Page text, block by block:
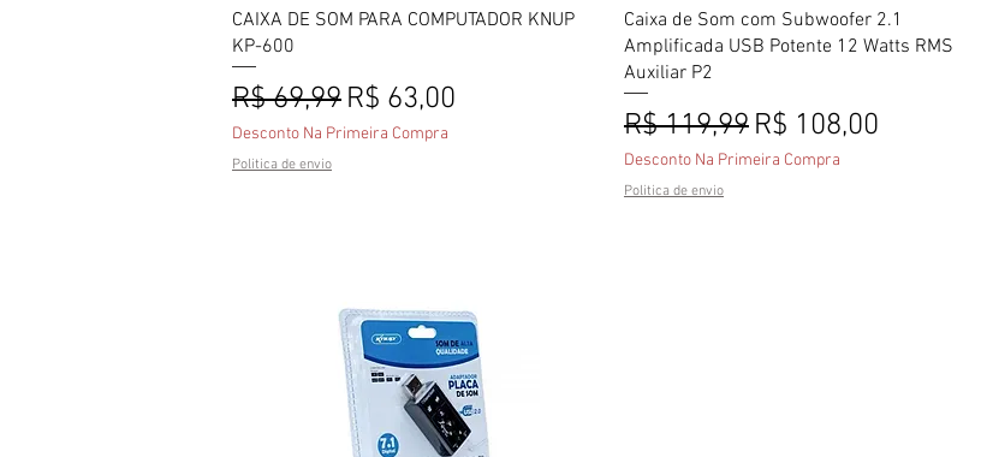
Visualização rápida
CAIXA DE SOM PARA COMPUTADOR KNUP
KP-600
Preço normal
R$ 69,99 Preço promocional
R$ 63,00
Desconto Na Primeira Compra
Politica de envio
Visualização rápida
Caixa de Som com Subwoofer 2.1
Amplificada USB Potente 12 Watts RMS
Auxiliar P2
Preço normal
R$ 119,99 Preço promocional
R$ 108,00
Desconto Na Primeira Compra
Politica de envio